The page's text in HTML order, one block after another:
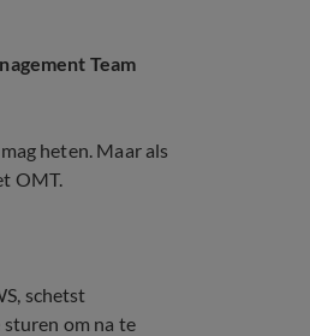
Team
heten. Maar als
OMT.
schetst
om na te